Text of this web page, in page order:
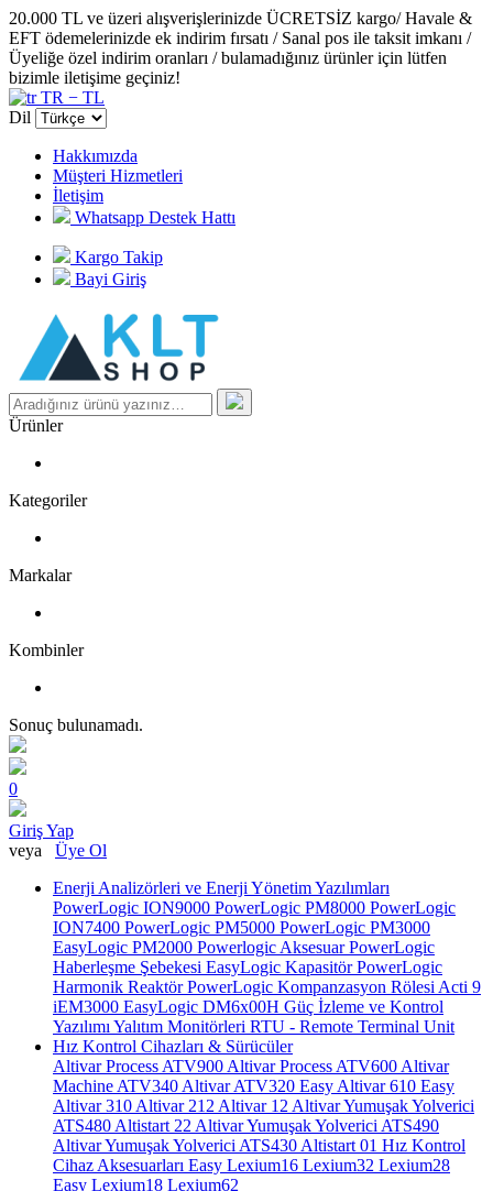
20.000 TL ve üzeri alışverişlerinizde ÜCRETSİZ kargo/ Havale &
EFT ödemelerinizde ek indirim fırsatı / Sanal pos ile taksit imkanı /
Üyeliğe özel indirim oranları / bulamadığınız ürünler için lütfen
bizimle iletişime geçiniz!
TR − TL
Dil
Hakkımızda
Müşteri Hizmetleri
İletişim
Whatsapp Destek Hattı
Kargo Takip
Bayi Giriş
Ürünler
Kategoriler
Markalar
Kombinler
Sonuç bulunamadı.
0
Giriş Yap
veya Üye Ol
Enerji Analizörleri ve Enerji Yönetim Yazılımları
PowerLogic ION9000 PowerLogic PM8000 PowerLogic
ION7400 PowerLogic PM5000 PowerLogic PM3000
EasyLogic PM2000 Powerlogic AksesuarPowerLogic
Haberleşme Şebekesi EasyLogic KapasitörPowerLogic
Harmonik ReaktörPowerLogic Kompanzasyon Rölesi Acti 9
iEM3000 EasyLogic DM6x00H Güç İzleme ve Kontrol
Yazılımı Yalıtım Monitörleri RTU - Remote Terminal Unit
Hız Kontrol Cihazları & Sürücüler
Altivar Process ATV900 Altivar Process ATV600 Altivar
Machine ATV340 Altivar ATV320 Easy Altivar 610 Easy
Altivar 310 Altivar 212 Altivar 12 Altivar Yumuşak Yolverici
ATS480 Altistart 22 Altivar Yumuşak Yolverici ATS490
Altivar Yumuşak Yolverici ATS430 Altistart 01 Hız Kontrol
Cihaz Aksesuarları Easy Lexium16 Lexium32 Lexium28
Easy Lexium18 Lexium62